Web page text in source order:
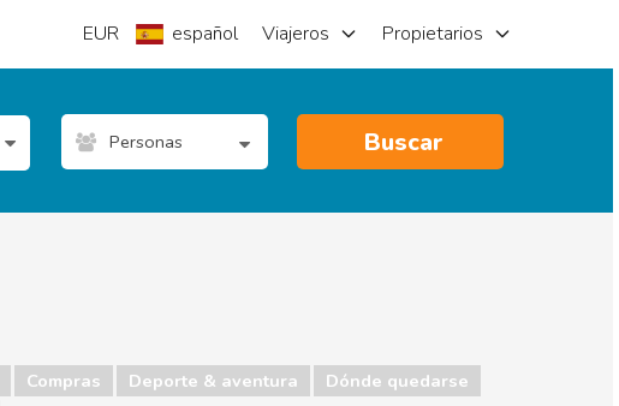
EUR español Viajeros Propietarios
Personas Buscar
Compras Deporte & aventura
Dónde quedarse